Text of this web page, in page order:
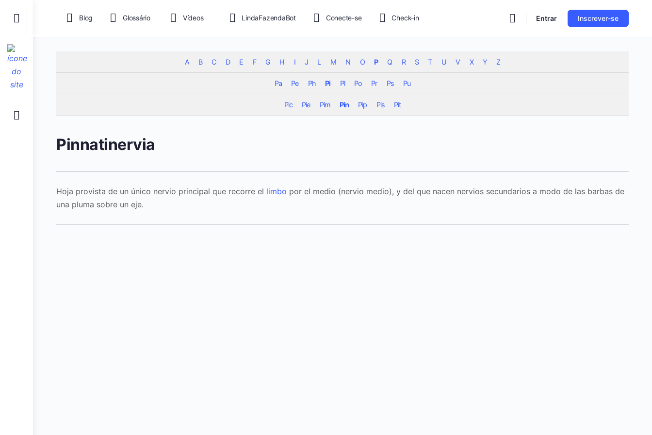
Blog Glossário Vídeos LindaFazendaBot Conecte-se Check-in Entrar Inscrever-se
A B C D E F G H I J L M N O P Q R S T U V X Y Z
Pa Pe Ph Pi Pl Po Pr Ps Pu
Pic Pie Pim Pin Pip Pis Pit
Pinnatinervia
Hoja provista de un único nervio principal que recorre el limbo por el medio (nervio medio), y del que nacen nervios secundarios a modo de las barbas de
una pluma sobre un eje.